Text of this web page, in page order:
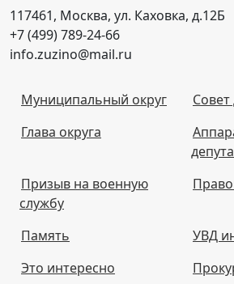
117461, Москва, ул. Каховка, д.12Б
+7 (499) 789-24-66
info.zuzino@mail.ru
Муниципальный округ
Совет
Глава округа
Призыв на военную
службу
Память
УВД
Это интересно